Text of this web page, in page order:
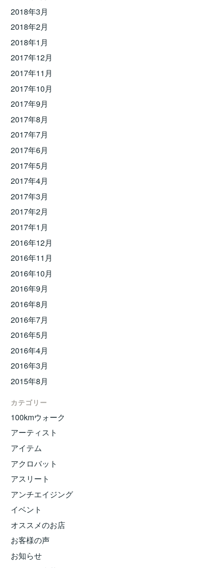
2018年3月
2018年2月
2018年1月
2017年12月
2017年11月
2017年10月
2017年9月
2017年8月
2017年7月
2017年6月
2017年5月
2017年4月
2017年3月
2017年2月
2017年1月
2016年12月
2016年11月
2016年10月
2016年9月
2016年8月
2016年7月
2016年5月
2016年4月
2016年3月
2015年8月
カテゴリー
100kmウォーク
アーティスト
アイテム
アクロバット
アスリート
アンチエイジング
イベント
オススメのお店
お客様の声
お知らせ